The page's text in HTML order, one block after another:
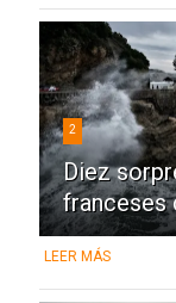
2
Diez
franceses
LEER MÁS